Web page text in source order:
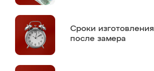
Сроки изготовления
после замера